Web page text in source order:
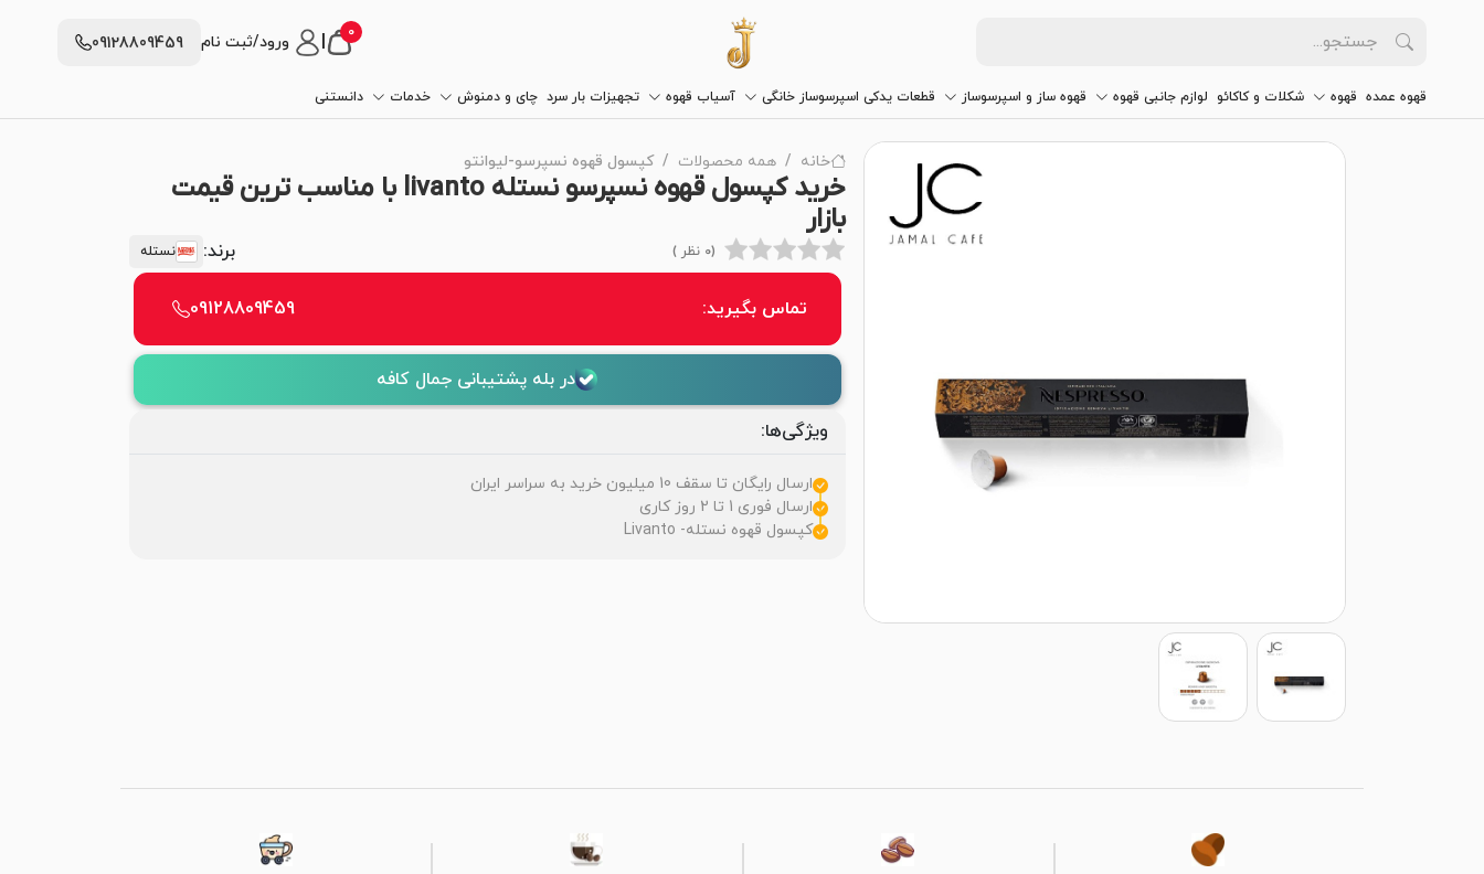
0 ورود/ثبت نام 09128809459
قهوه عمده قهوه شکلات و کاکائو لوازم جانبی قهوه قهوه ساز و اسپرسوساز قطعات یدکی اسپرسوساز خانگی آسیاب قهوه تجهیزات بار سرد چای و دمنوش خدمات دانستنی
خانه همه محصولات کپسول قهوه نسپرسو-لیوانتو
خرید کپسول قهوه نسپرسو نستله livanto با مناسب ترین قیمت
بازار
(0 نظر ) برند: نستله
تماس بگیرید: 09128809459
در بله پشتیبانی جمال کافه
ویژگی‌ها:
ارسال رایگان تا سقف 10 میلیون خرید به سراسر ایران
ارسال فوری 1 تا 2 روز کاری
کپسول قهوه نستله- Livanto